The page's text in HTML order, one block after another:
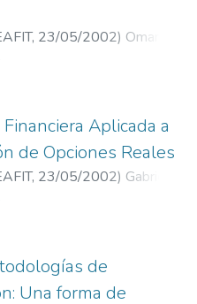
, 23/05/2002) Omar
Aplicada a
de Opciones Reales
, 23/05/2002) Gabriel
de
Una forma de